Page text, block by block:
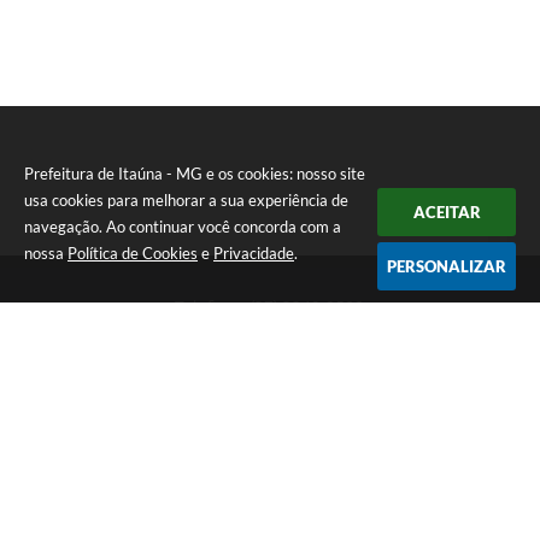
Prefeitura de Itaúna - MG e os cookies: nosso site
usa cookies para melhorar a sua experiência de
navegação. Ao continuar você concorda com a
nossa Política de Cookies e Privacidade.
ACEITAR
PERSONALIZAR
Telefone: (37) 3249-9500